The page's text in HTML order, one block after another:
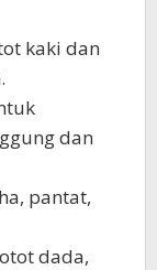
kaki dan
dan
pantat,
dada,